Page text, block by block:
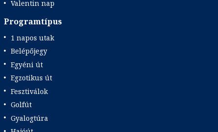
Valentin nap
Programtípus
1 napos utak
Belépőjegy
Egyéni út
Egzotikus út
Fesztiválok
Golfút
Gyalogtúra